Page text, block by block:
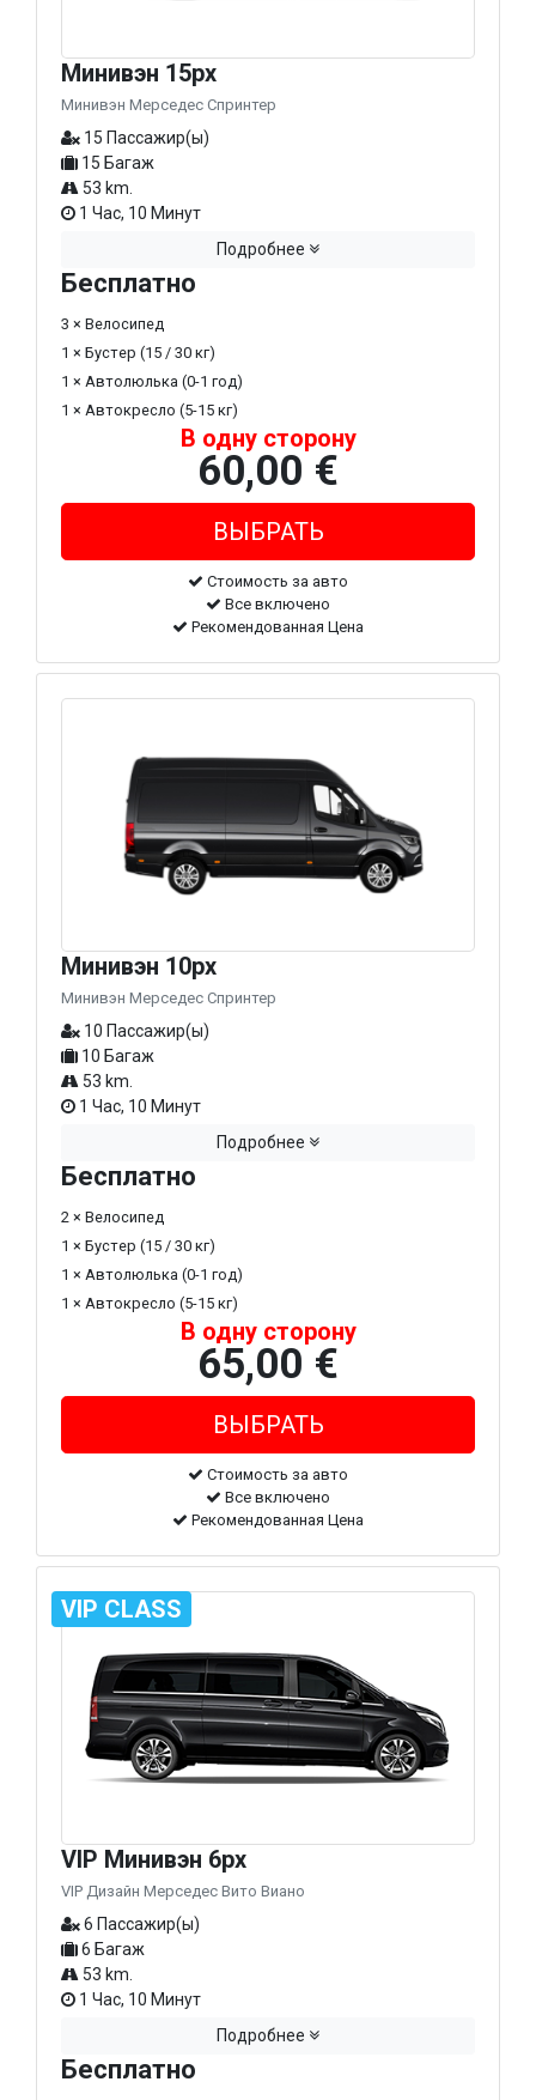
Минивэн 15px
Минивэн Мерседес Спринтер
15 Пассажир(ы)
15 Багаж
53 km.
1 Час, 10 Минут
Подробнее
Бесплатно
3 × Велосипед
1 × Бустер (15 / 30 кг)
1 × Автолюлька (0-1 год)
1 × Автокресло (5-15 кг)
В одну сторону
60,00 €
Стоимость за авто
Все включено
Рекомендованная Цена
Минивэн 10px
Минивэн Мерседес Спринтер
10 Пассажир(ы)
10 Багаж
53 km.
1 Час, 10 Минут
Подробнее
Бесплатно
2 × Велосипед
1 × Бустер (15 / 30 кг)
1 × Автолюлька (0-1 год)
1 × Автокресло (5-15 кг)
В одну сторону
65,00 €
Стоимость за авто
Все включено
Рекомендованная Цена
VIP CLASS
VIP Минивэн 6px
VIP Дизайн Мерседес Вито Виано
6 Пассажир(ы)
6 Багаж
53 km.
1 Час, 10 Минут
Подробнее
Бесплатно